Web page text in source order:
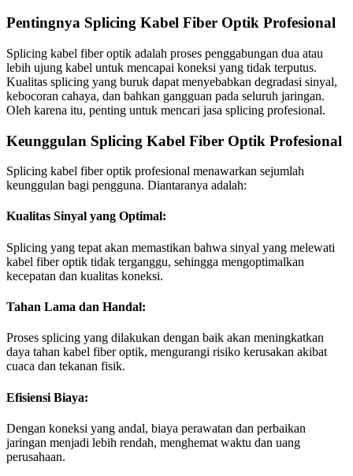
Pentingnya Splicing Kabel Fiber Optik Profesional
Splicing kabel fiber optik adalah proses penggabungan dua atau
lebih ujung kabel untuk mencapai koneksi yang tidak terputus.
Kualitas splicing yang buruk dapat menyebabkan degradasi sinyal,
kebocoran cahaya, dan bahkan gangguan pada seluruh jaringan.
Oleh karena itu, penting untuk mencari jasa splicing profesional.
Keunggulan Splicing Kabel Fiber Optik Profesional
Splicing kabel fiber optik profesional menawarkan sejumlah
keunggulan bagi pengguna. Diantaranya adalah:
Kualitas Sinyal yang Optimal:
Splicing yang tepat akan memastikan bahwa sinyal yang melewati
kabel fiber optik tidak terganggu, sehingga mengoptimalkan
kecepatan dan kualitas koneksi.
Tahan Lama dan Handal:
Proses splicing yang dilakukan dengan baik akan meningkatkan
daya tahan kabel fiber optik, mengurangi risiko kerusakan akibat
cuaca dan tekanan fisik.
Efisiensi Biaya:
Dengan koneksi yang andal, biaya perawatan dan perbaikan
jaringan menjadi lebih rendah, menghemat waktu dan uang
perusahaan.